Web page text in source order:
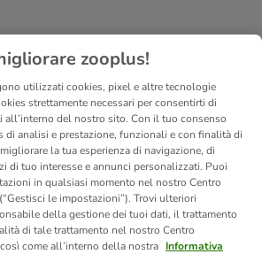
zooplus!
utilizzati cookies, pixel e altre tecnologie
strettamente necessari per consentirti di
all’interno del nostro sito. Con il tuo consenso
di analisi e prestazione, funzionali e con finalità di
la tua esperienza di navigazione, di
di tuo interesse e annunci personalizzati. Puoi
in qualsiasi momento nel nostro Centro
le impostazioni”). Trovi ulteriori
della gestione dei tuoi dati, il trattamento
di tale trattamento nel nostro Centro
come all’interno della nostra Informativa